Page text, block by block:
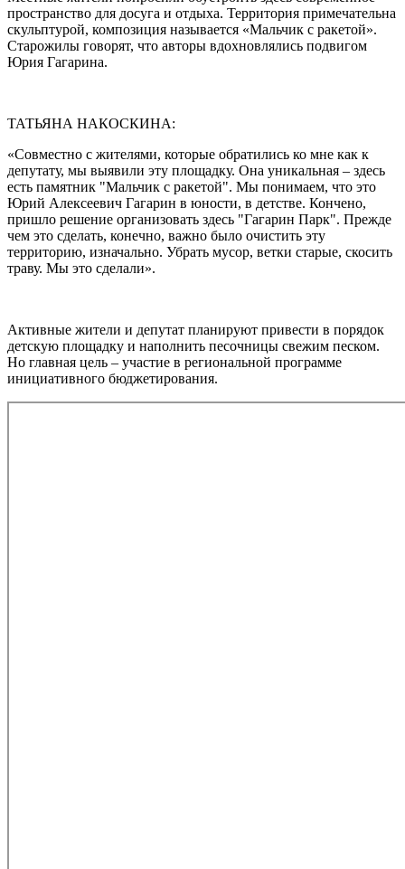
пространство для досуга и отдыха. Территория примечательна
скульптурой, композиция называется «Мальчик с ракетой».
Старожилы говорят, что авторы вдохновлялись подвигом
Юрия Гагарина.
ТАТЬЯНА НАКОСКИНА:
«Совместно с жителями, которые обратились ко мне как к
депутату, мы выявили эту площадку. Она уникальная – здесь
есть памятник "Мальчик с ракетой". Мы понимаем, что это
Юрий Алексеевич Гагарин в юности, в детстве. Кончено,
пришло решение организовать здесь "Гагарин Парк". Прежде
чем это сделать, конечно, важно было очистить эту
территорию, изначально. Убрать мусор, ветки старые, скосить
траву. Мы это сделали».
Активные жители и депутат планируют привести в порядок
детскую площадку и наполнить песочницы свежим песком.
Но главная цель – участие в региональной программе
инициативного бюджетирования.